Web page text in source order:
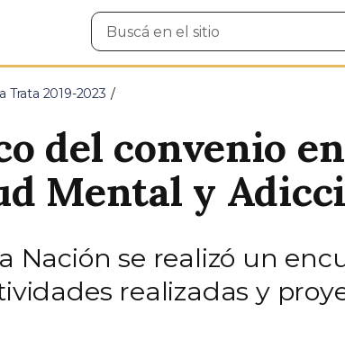
Buscar
en
Trata 2019-2023
del convenio
Mental y
Nación se realizó un
realizadas y